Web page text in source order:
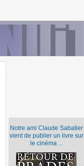
Notre ami Claude Sabatier
vient de publier un livre sur
le cinéma ...